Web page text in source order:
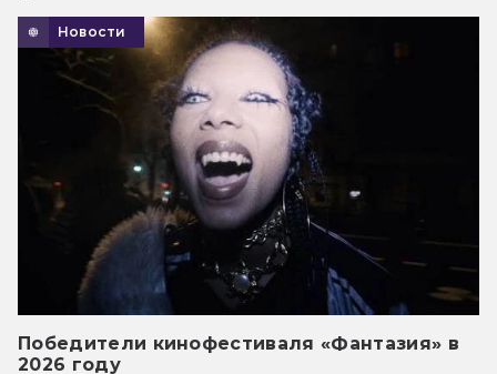
Новости
Победители кинофестиваля «Фантазия» в
2026 году